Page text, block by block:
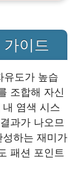
이드
유도가 높습
조합해 자신
염색 시스
과가 나오므
하는 재미가
패션 포인트